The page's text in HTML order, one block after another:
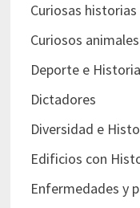
Curiosas
Curiosos animales
Deporte e Historia
Dictadores
Diversidad e
Edificios con
Enfermedades y